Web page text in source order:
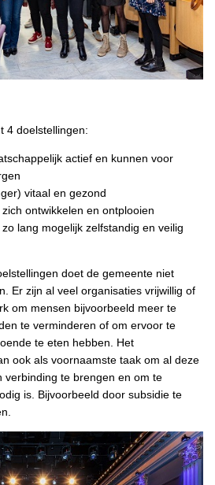
4 doelstellingen:
actief en kunnen voor
vitaal en gezond
ontwikkelen en ontplooien
lang mogelijk zelfstandig en veilig
doet de gemeente niet
Er zijn al veel organisaties vrijwillig of
om mensen bijvoorbeeld meer te
te verminderen of om ervoor te
te eten hebben. Het
ook als voornaamste taak om al deze
verbinding te brengen en om te
is. Bijvoorbeeld door subsidie te